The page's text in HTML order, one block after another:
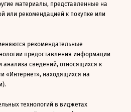
материалы, представленные на
или рекомендацией к покупке или
рекомендательные
предоставления информации
анализа сведений, относящихся к
«Интернет», находящихся на
технологий в виджетах